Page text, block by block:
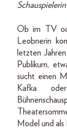
Schauspielerin
Ob im TV
Leobnerin
letzten
Publikum,
sucht einen
Kafka
Model und